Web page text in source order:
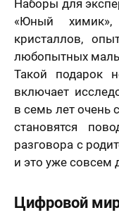
Наборы для
«Юный
кристаллов,
любопытных
Такой подарок
включает
в семь лет очень
становятся
разговора с
и это уже совсем
Цифровой мир